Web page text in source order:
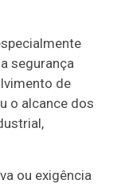
segurança
de
o alcance dos
ou exigência